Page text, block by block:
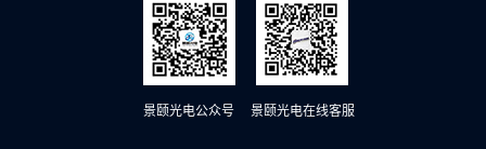
景颐光电公众号 景颐光电在线客服